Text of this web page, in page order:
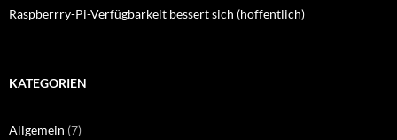
Raspberrry-Pi-Verfügbarkeit bessert sich (hoffentlich)
KATEGORIEN
Allgemein (7)